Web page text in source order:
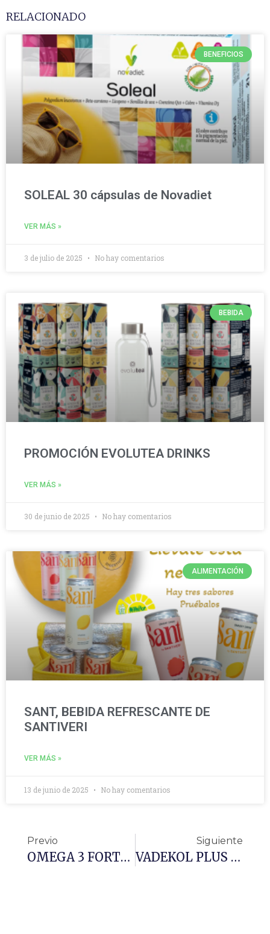
RELACIONADO
BENEFICIOS
SOLEAL 30 cápsulas de Novadiet
VER MÁS »
3 de julio de 2025 No hay comentarios
BEBIDA
PROMOCIÓN EVOLUTEA DRINKS
VER MÁS »
30 de junio de 2025 No hay comentarios
ALIMENTACIÓN
SANT, BEBIDA REFRESCANTE DE
SANTIVERI
VER MÁS »
13 de junio de 2025 No hay comentarios
Previo
OMEGA 3 FORTE BHEALTHY
Siguiente
VADEKOL PLUS Q10